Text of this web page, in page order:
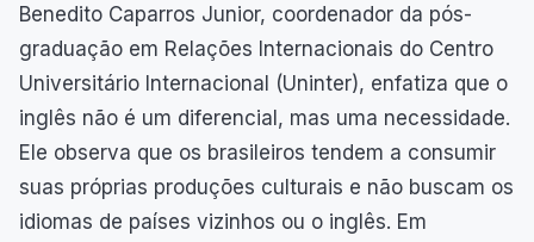
Benedito Caparros Junior, coordenador da pós-
graduação em Relações Internacionais do Centro
Universitário Internacional (Uninter), enfatiza que o
inglês não é um diferencial, mas uma necessidade.
Ele observa que os brasileiros tendem a consumir
suas próprias produções culturais e não buscam os
idiomas de países vizinhos ou o inglês. Em